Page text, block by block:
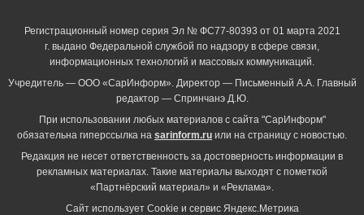
Регистрационный номер серия Эл № ФС77-80393 от 01 марта 2021
г. выдано Федеральной службой по надзору в сфере связи,
информационных технологий и массовых коммуникаций.
Учредитель — ООО «СарИнформ». Директор — Письменный А.А. Главный
редактор — Спринчанэ Д.Ю.
При использовании любых материалов с сайта "СарИнформ"
обязательна гиперссылка на sarinform.ru или на страницу с новостью.
Редакция не несет ответственность за достоверность информации в
рекламных материалах. Такие материалы выходят с пометкой
«Партнёрский материал» и «Реклама».
Сайт использует Cookie и сервиc Яндекс.Метрика